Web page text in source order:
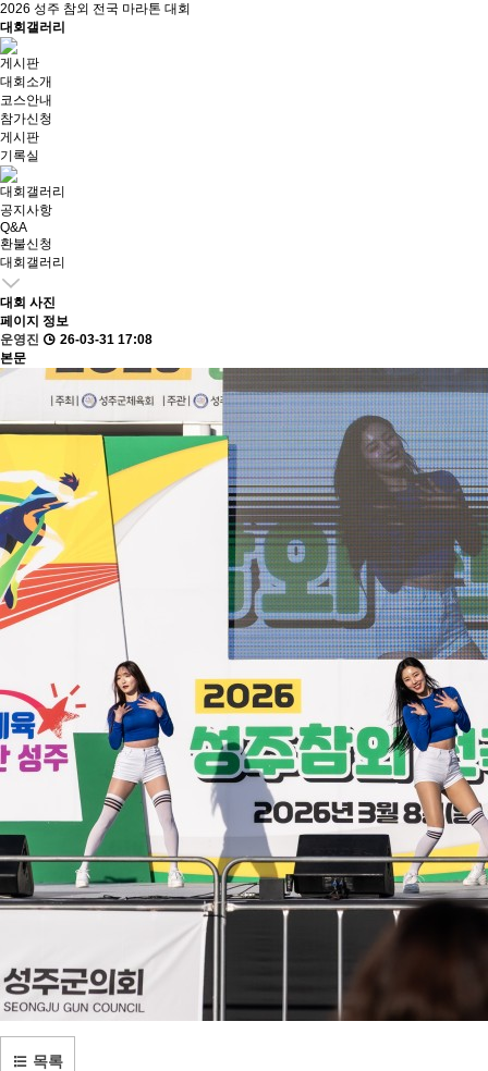
2026 성주 참외 전국 마라톤 대회
대회갤러리
게시판
대회소개
코스안내
참가신청
게시판
기록실
대회갤러리
공지사항
Q&A
환불신청
대회갤러리
대회 사진
페이지 정보
운영진
26-03-31 17:08
본문
목록